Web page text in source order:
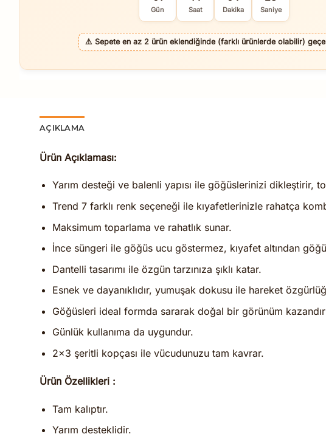
Gün Saat Dakika Saniye
⚠️ Sepete en az 2 ürün eklendiğinde (farklı ürünlerde olabilir)
AÇIKLAMA
Ürün Açıklaması:
Yarım desteği ve balenli yapısı ile göğüslerinizi dikleştirir,
Trend 7 farklı renk seçeneği ile kıyafetlerinizle rahatça
Maksimum toparlama ve rahatlık sunar.
İnce süngeri ile göğüs ucu göstermez, kıyafet altından
Dantelli tasarımı ile özgün tarzınıza şıklı katar.
Esnek ve dayanıklıdır, yumuşak dokusu ile hareket
Göğüsleri ideal formda sararak doğal bir görünüm
Günlük kullanıma da uygundur.
2×3 şeritli kopçası ile vücudunuzu tam kavrar.
Ürün Özellikleri :
Tam kalıptır.
Yarım desteklidir.